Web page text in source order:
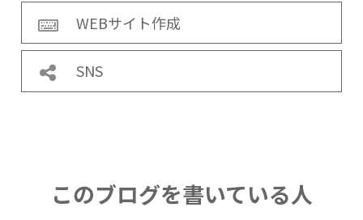
WEBサイト作成
SNS
このブログを書いている人